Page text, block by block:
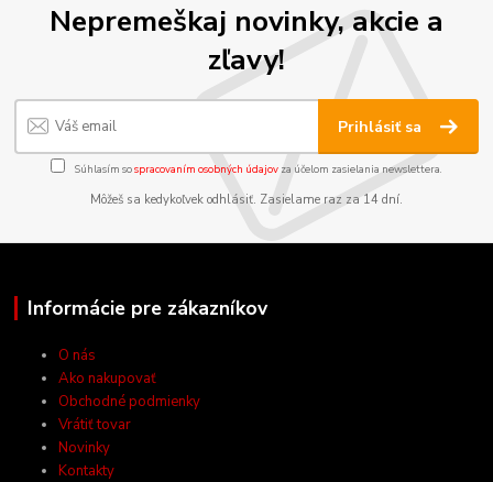
Nepremeškaj novinky, akcie a
zľavy!
Prihlásiť sa
Súhlasím sospracovaním osobných údajov za účelom zasielania newslettera.
Môžeš sa kedykoľvek odhlásiť. Zasielame raz za 14 dní.
Informácie pre zákazníkov
O nás
Ako nakupovať
Obchodné podmienky
Vrátiť tovar
Novinky
Kontakty